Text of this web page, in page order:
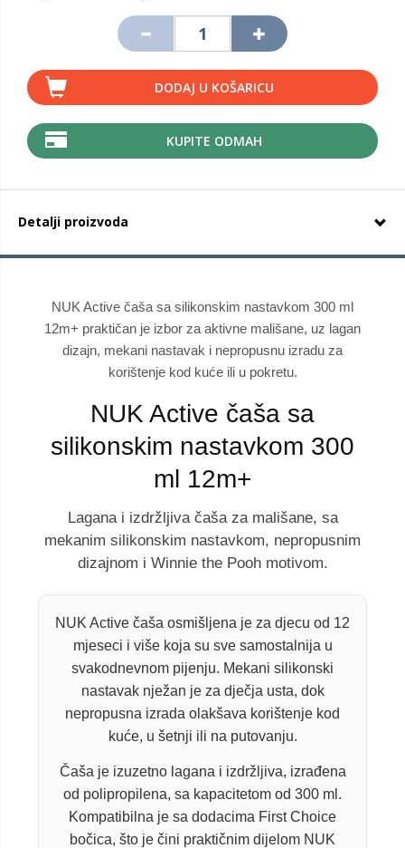
DODAJ U KOŠARICU
KUPITE ODMAH
Detalji proizvoda
NUK Active čaša sa silikonskim nastavkom 300 ml
12m+ praktičan je izbor za aktivne mališane, uz lagan
dizajn, mekani nastavak i nepropusnu izradu za
korištenje kod kuće ili u pokretu.
NUK Active čaša sa
silikonskim nastavkom 300
ml 12m+
Lagana i izdržljiva čaša za mališane, sa
mekanim silikonskim nastavkom, nepropusnim
dizajnom i Winnie the Pooh motivom.
NUK Active čaša osmišljena je za djecu od 12
mjeseci i više koja su sve samostalnija u
svakodnevnom pijenju. Mekani silikonski
nastavak nježan je za dječja usta, dok
nepropusna izrada olakšava korištenje kod
kuće, u šetnji ili na putovanju.
Čaša je izuzetno lagana i izdržljiva, izrađena
od polipropilena, sa kapacitetom od 300 ml.
Kompatibilna je sa dodacima First Choice
bočica, što je čini praktičnim dijelom NUK